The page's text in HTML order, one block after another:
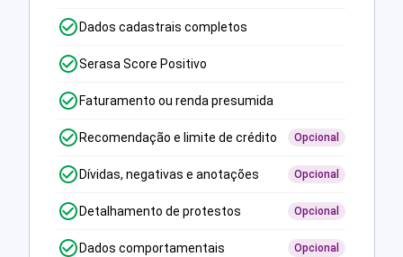
Dados cadastrais completos
Serasa Score Positivo
Faturamento ou renda presumida
Recomendação e limite de crédito Opcional
Dívidas, negativas e anotações Opcional
Detalhamento de protestos Opcional
Dados comportamentais Opcional